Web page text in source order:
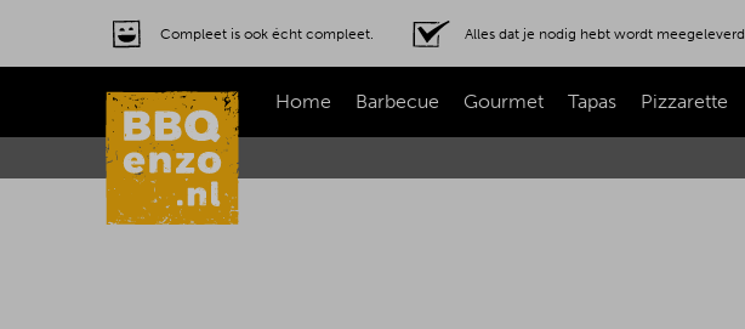
Compleet is ook écht compleet. Alles dat je nodig hebt wordt meegeleverd.
Home Barbecue Gourmet Tapas Pizzarette